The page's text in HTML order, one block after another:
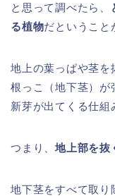
と思って調べたら、
る植物だということ
地上の葉っぱや茎を
根っこ（地下茎）が
新芽が出てくる仕組
つまり、地上部を抜
地下茎をすべて取り